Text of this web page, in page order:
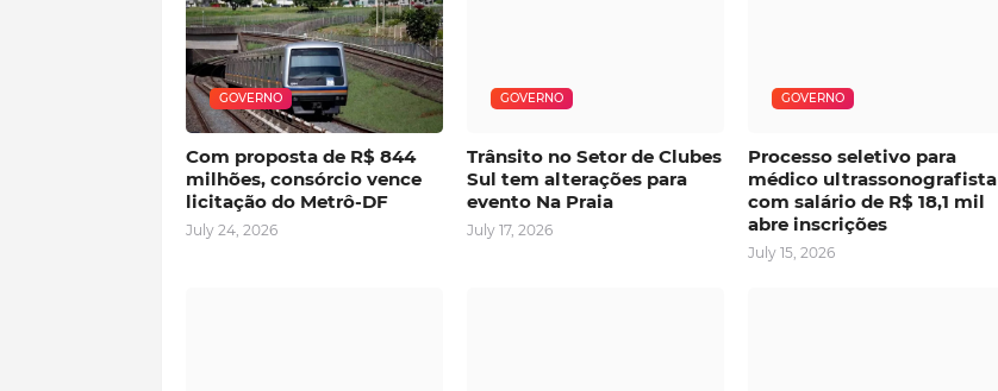
GOVERNO
Com proposta de R$ 844
milhões, consórcio vence
licitação do Metrô-DF
July 24, 2026
GOVERNO
Trânsito no Setor de Clubes
Sul tem alterações para
evento Na Praia
July 17, 2026
GOVERNO
Processo seletivo para
médico ultrassonografista
com salário de R$ 18,1 mil
abre inscrições
July 15, 2026